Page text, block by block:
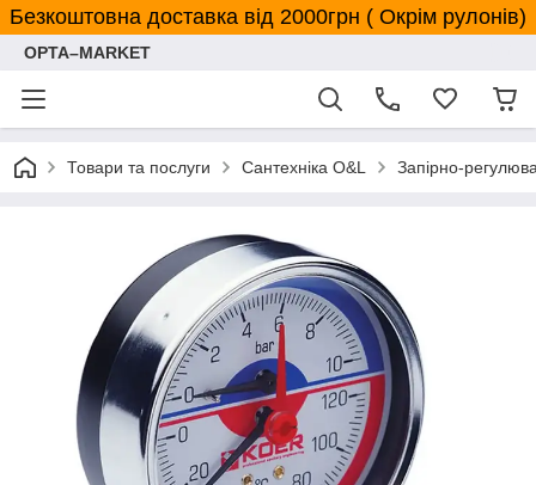
Безкоштовна доставка від 2000грн ( Окрім рулонів)
OPTA–MARKET
Товари та послуги Сантехніка O&L Запірно-